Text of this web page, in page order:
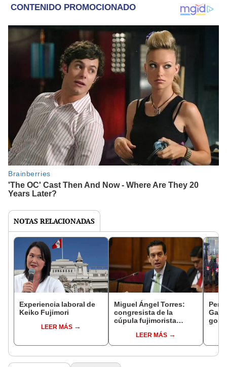
NOTAS RELACIONADAS
Experiencia laboral de
Keiko Fujimori
LEER MÁS
Miguel Ángel Torres:
congresista de la
cúpula fujimorista
del SenadoLEER MÁS